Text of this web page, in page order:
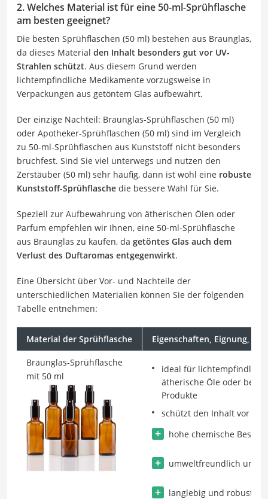
2. Welches Material ist für eine 50-ml-Sprühflasche
am besten geeignet?
Die besten Sprühflaschen (50 ml) bestehen aus Braunglas,
da dieses Material den Inhalt besonders gut vor UV-
Strahlen schützt. Aus diesem Grund werden
lichtempfindliche Medikamente vorzugsweise in
Verpackungen aus getöntem Glas aufbewahrt.
Der einzige Nachteil: Braunglas-Sprühflaschen (50 ml)
oder Apotheker-Sprühflaschen (50 ml) sind im Vergleich
zu 50-ml-Sprühflaschen aus Kunststoff nicht besonders
bruchfest. Sind Sie viel unterwegs und nutzen den
Zerstäuber (50 ml) sehr häufig, dann ist wohl eine robuste
Kunststoff-Sprühflasche die bessere Wahl für Sie.
Speziell zur Aufbewahrung von ätherischen Ölen oder
Parfum empfehlen wir Ihnen, eine 50-ml-Sprühflasche
aus Braunglas zu kaufen, da getöntes Glas auch dem
Verlust des Duftaromas entgegenwirkt.
Eine Übersicht über Vor- und Nachteile der
unterschiedlichen Materialien können Sie der folgenden
Tabelle entnehmen:
Material der Sprühflasche Eigenschaften, Eignung,
Braunglas-Sprühflasche
mit 50 ml
ideal für
ätherische Öle oder
Produkte
schützt den Inhalt vor
hohe chemische
umweltfreundlich und
langlebig und robust